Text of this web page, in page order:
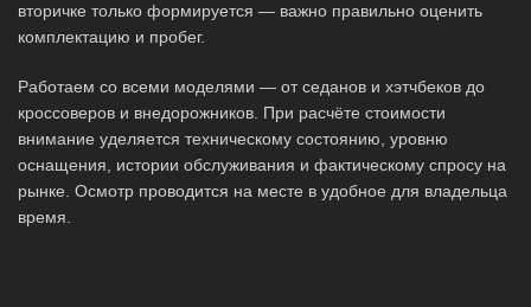
вторичке только формируется — важно правильно оценить
комплектацию и пробег.
Работаем со всеми моделями — от седанов и хэтчбеков до
кроссоверов и внедорожников. При расчёте стоимости
внимание уделяется техническому состоянию, уровню
оснащения, истории обслуживания и фактическому спросу на
рынке. Осмотр проводится на месте в удобное для владельца
время.